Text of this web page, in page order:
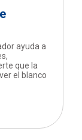
ayuda a
que la
el blanco